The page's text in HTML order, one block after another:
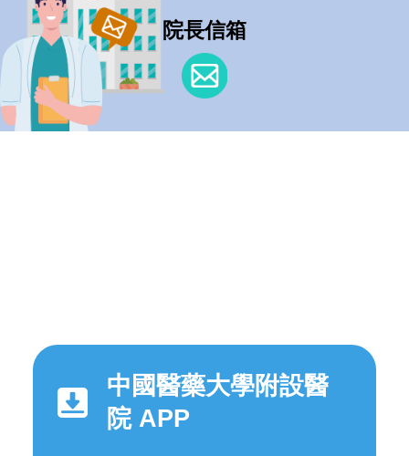
院長信箱
中國醫藥大學附設醫
院 APP